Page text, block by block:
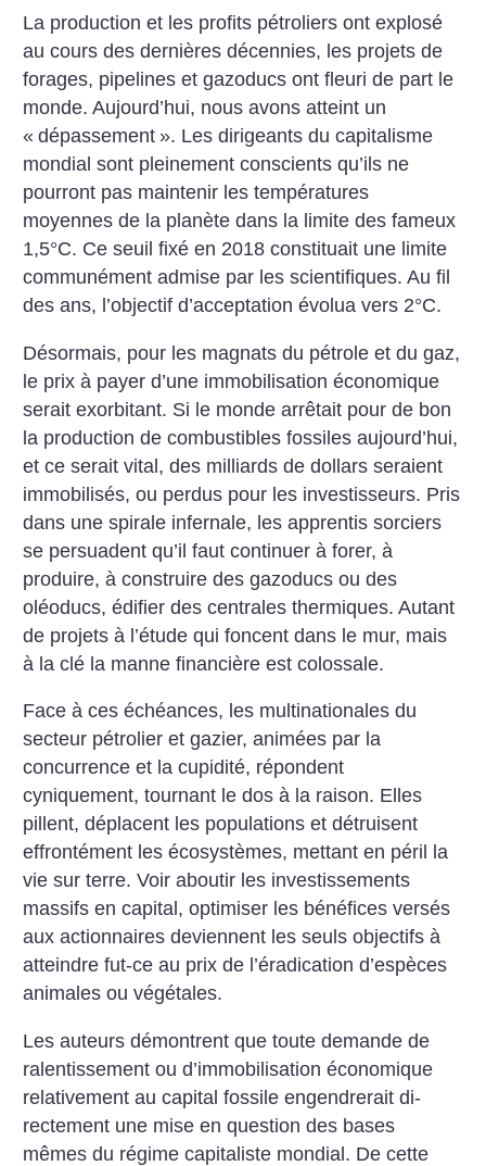
La production et les profits pétroliers ont explosé
au cours des dernières décennies, les projets de
forages, pipelines et gazoducs ont fleuri de part le
monde. Aujourd’hui, nous avons atteint un
« dépassement ». Les dirigeants du capitalisme
mondial sont pleinement conscients qu’ils ne
pourront pas maintenir les températures
moyennes de la planète dans la limite des fameux
1,5°C. Ce seuil fixé en 2018 constituait une limite
communément admise par les scientifiques. Au fil
des ans, l’objectif d’acceptation évolua vers 2°C.
Désormais, pour les magnats du pétrole et du gaz,
le prix à payer d’une immobilisation économique
serait exorbitant. Si le monde arrêtait pour de bon
la production de combustibles fossiles aujourd’hui,
et ce serait vital, des milliards de dollars seraient
immobilisés, ou perdus pour les investisseurs. Pris
dans une spirale infernale, les apprentis sorciers
se persuadent qu’il faut continuer à forer, à
produire, à construire des gazoducs ou des
oléoducs, édifier des centrales thermiques. Autant
de projets à l’étude qui foncent dans le mur, mais
à la clé la manne financière est colossale.
Face à ces échéances, les multinationales du
secteur pétrolier et gazier, animées par la
concurrence et la cupidité, répondent
cyniquement, tournant le dos à la raison. Elles
pillent, déplacent les populations et détruisent
effrontément les écosystèmes, mettant en péril la
vie sur terre. Voir aboutir les investissements
massifs en capital, optimiser les bénéfices versés
aux actionnaires deviennent les seuls objectifs à
atteindre fut-ce au prix de l’éradication d’espèces
animales ou végétales.
Les auteurs démontrent que toute demande de
ralentissement ou d’immobilisation économique
relativement au capital fossile engendrerait di­
rectement une mise en question des bases
mêmes du régime capitaliste mondial. De cette